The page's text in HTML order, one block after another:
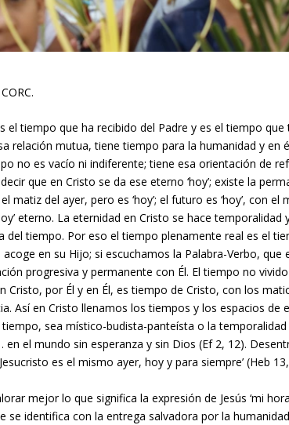
el tiempo que ha recibido del Padre y es el tiempo que
relación mutua, tiene tiempo para la humanidad y en
no es vacío ni indiferente; tiene esa orientación de
que en Cristo se da ese eterno ‘hoy’; existe la
del ayer, pero es ‘hoy’; el futuro es ‘hoy’, con el
eterno. La eternidad en Cristo se hace temporalidad
del tiempo. Por eso el tiempo plenamente real es el
en su Hijo; si escuchamos la Palabra-Verbo, que
progresiva y permanente con Él. El tiempo no
Cristo, por Él y en Él, es tiempo de Cristo, con los
Así en Cristo llenamos los tiempos y los espacios de
sea místico-budista-panteísta o la
en el mundo sin esperanza y sin Dios (Ef 2, 12).
es el mismo ayer, hoy y para siempre’ (Heb
mejor lo que significa la expresión de Jesús ‘mi
se identifica con la entrega salvadora por la